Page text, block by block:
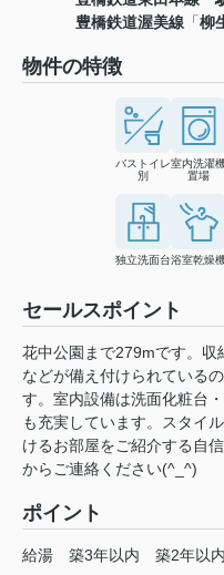
豊橋鉄道渥美線 「柳
物件の特徴
バストイレ
別
室内洗濯
置場
独立洗面台浴室乾燥
セールスポイント
花中公園まで279mです。収
などが備え付けられている
す。室内設備は洗面化粧台
も充実しています。スタイ
けるお部屋をご紹介する自
からご連絡ください(^_^)
ポイント
給湯 築3年以内 築2年以内